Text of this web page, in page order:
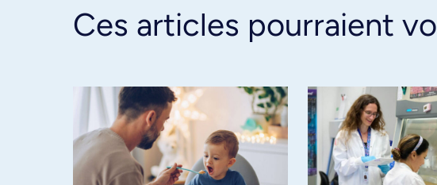
Ces articles pourraient